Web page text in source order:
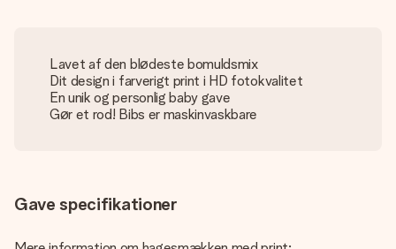
Lavet af den blødeste bomuldsmix
Dit design i farverigt print i HD fotokvalitet
En unik og personlig baby gave
Gør et rod! Bibs er maskinvaskbare
Gave specifikationer